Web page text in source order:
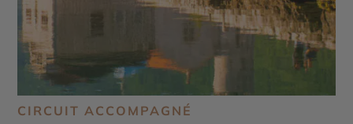
CIRCUIT ACCOMPAGNÉ